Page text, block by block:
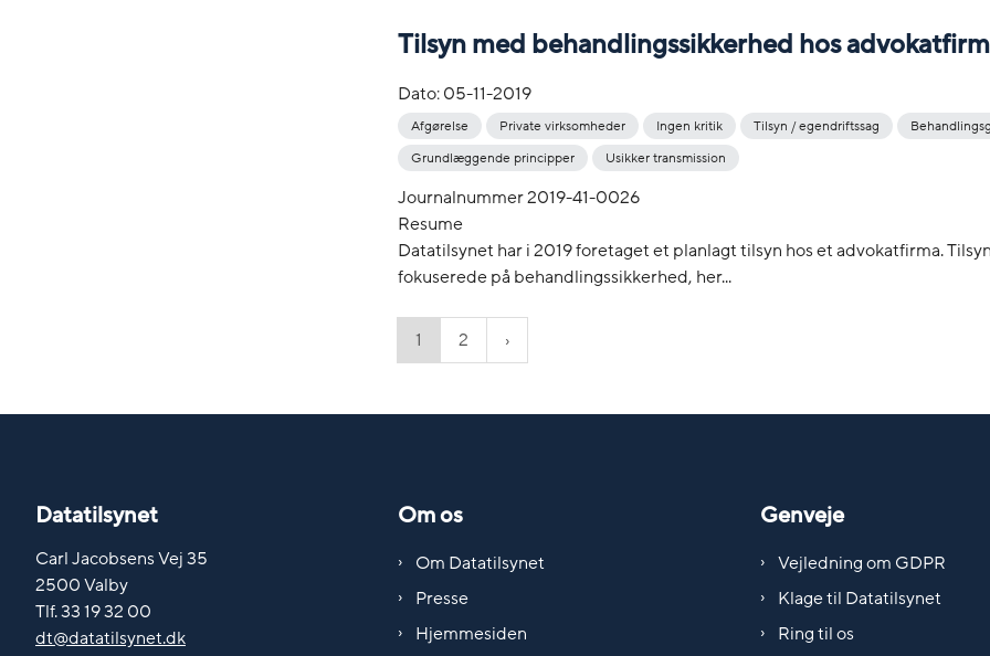
Tilsyn med behandlingssikkerhed hos
Dato:05-11-2019
Afgørelse Private virksomheder Ingen kritik Tilsyn / egendriftssag
Grundlæggende principper
Usikker transmission
Journalnummer 2019-41-0026
Resume
Datatilsynet har i 2019 foretaget et planlagt tilsyn hos et advokatfirma.
fokuserede på behandlingssikkerhed, her...
1 2
Datatilsynet
Carl Jacobsens Vej 35
2500 Valby
Tlf. 33 19 32 00
dt@datatilsynet.dk
Om os
Om Datatilsynet
Presse
Hjemmesiden
Genveje
Vejledning om GDPR
Klage til Datatilsynet
Ring til os